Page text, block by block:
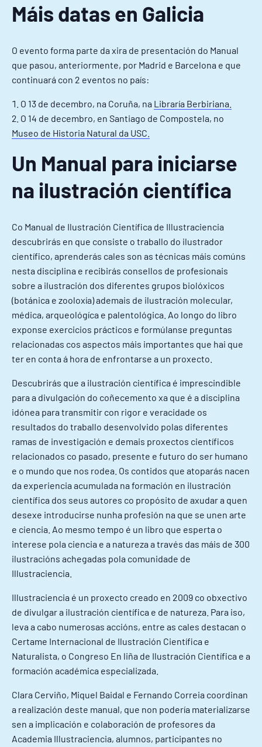
Máis datas en Galicia
O evento forma parte da xira de presentación do Manual
que pasou, anteriormente, por Madrid e Barcelona e que
continuará con 2 eventos no país:
O 13 de decembro, na Coruña, na Libraría Berbiriana.
O 14 de decembro, en Santiago de Compostela, no
Museo de Historia Natural da USC.
Un Manual para iniciarse
na ilustración científica
Co Manual de Ilustración Científica de Illustraciencia
descubrirás en que consiste o traballo do ilustrador
científico, aprenderás cales son as técnicas máis comúns
nesta disciplina e recibirás consellos de profesionais
sobre a ilustración dos diferentes grupos biolóxicos
(botánica e zooloxía) ademais de ilustración molecular,
médica, arqueológíca e palentológica. Ao longo do libro
exponse exercicios prácticos e formúlanse preguntas
relacionadas cos aspectos máis importantes que hai que
ter en conta á hora de enfrontarse a un proxecto.
Descubrirás que a ilustración científica é imprescindible
para a divulgación do coñecemento xa que é a disciplina
idónea para transmitir con rigor e veracidade os
resultados do traballo desenvolvido polas diferentes
ramas de investigación e demais proxectos científicos
relacionados co pasado, presente e futuro do ser humano
e o mundo que nos rodea. Os contidos que atoparás nacen
da experiencia acumulada na formación en ilustración
científica dos seus autores co propósito de axudar a quen
desexe introducirse nunha profesión na que se unen arte
e ciencia. Ao mesmo tempo é un libro que esperta o
interese pola ciencia e a natureza a través das máis de 300
ilustracións achegadas pola comunidade de
Illustraciencia.
Illustraciencia é un proxecto creado en 2009 co obxectivo
de divulgar a ilustración científica e de natureza. Para iso,
leva a cabo numerosas accións, entre as cales destacan o
Certame Internacional de Ilustración Científica e
Naturalista, o Congreso En liña de Ilustración Científica e a
formación académica especializada.
Clara Cerviño, Miquel Baidal e Fernando Correia coordinan
a realización deste manual, que non podería materializarse
sen a implicación e colaboración de profesores da
Academia Illustraciencia, alumnos, participantes no